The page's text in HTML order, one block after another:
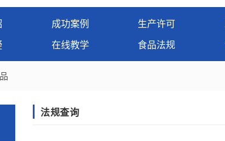
成功案例 生产许可
在线教学 食品法规
法规查询